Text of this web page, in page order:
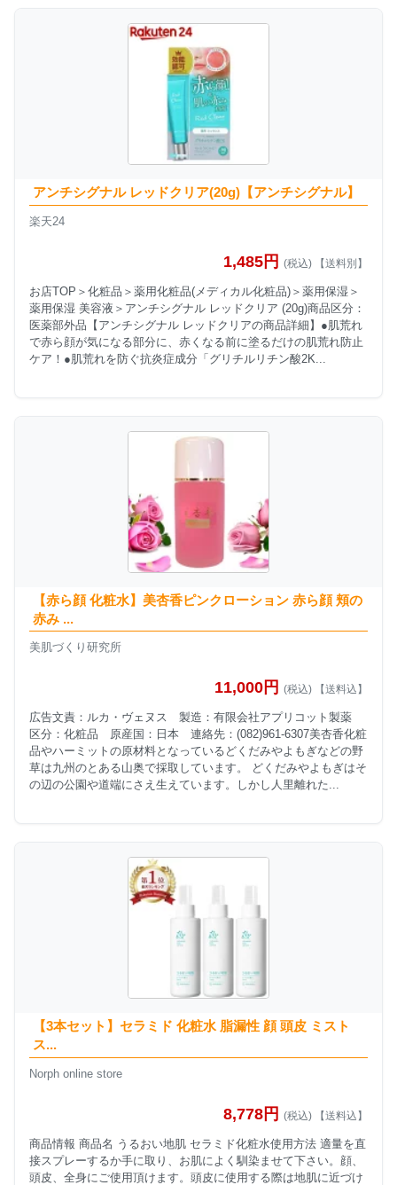
アンチシグナル レッドクリア(20g)【アンチシグナル】
楽天24
1,485円 (税込) 【送料別】
お店TOP＞化粧品＞薬用化粧品(メディカル化粧品)＞薬用保湿＞
薬用保湿 美容液＞アンチシグナル レッドクリア (20g)商品区分：
医薬部外品【アンチシグナル レッドクリアの商品詳細】●肌荒れ
で赤ら顔が気になる部分に、赤くなる前に塗るだけの肌荒れ防止
ケア！●肌荒れを防ぐ抗炎症成分「グリチルリチン酸2K...
【赤ら顔 化粧水】美杏香ピンクローション 赤ら顔 頬の
赤み ...
美肌づくり研究所
11,000円 (税込) 【送料込】
広告文責：ルカ・ヴェヌス 製造：有限会社アプリコット製薬
区分：化粧品 原産国：日本 連絡先：(082)961-6307美杏香化粧
品やハーミットの原材料となっているどくだみやよもぎなどの野
草は九州のとある山奥で採取しています。 どくだみやよもぎはそ
の辺の公園や道端にさえ生えています。しかし人里離れた...
【3本セット】セラミド 化粧水 脂漏性 顔 頭皮 ミスト
ス...
Norph online store
8,778円 (税込) 【送料込】
商品情報 商品名 うるおい地肌 セラミド化粧水使用方法 適量を直
接スプレーするか手に取り、お肌によく馴染ませて下さい。顔、
頭皮、全身にご使用頂けます。頭皮に使用する際は地肌に近づけ